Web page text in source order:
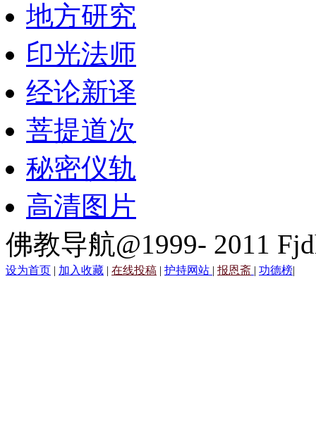
地方研究
印光法师
经论新译
菩提道次
秘密仪轨
高清图片
佛教导航@1999- 2011
设为首页 | 加入收藏 | 在线投稿 | 护持网站 | 报恩斋 | 功德榜|